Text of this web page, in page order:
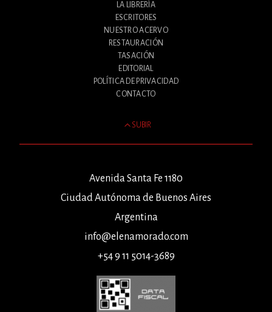
LA LIBRERÍA
ESCRITORES
NUESTRO ACERVO
RESTAURACIÓN
TASACIÓN
EDITORIAL
POLÍTICA DE PRIVACIDAD
CONTACTO
SUBIR
Avenida Santa Fe 1180
Ciudad Autónoma de Buenos Aires
Argentina
info@elenamorado.com
+54 9 11 5014-3689